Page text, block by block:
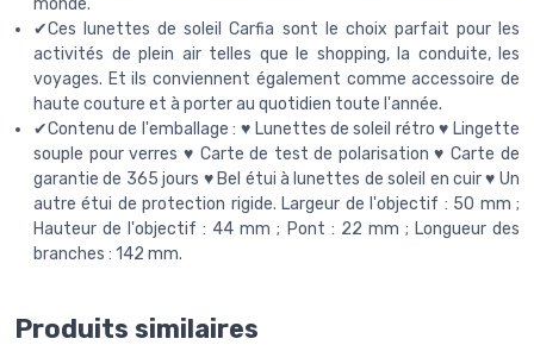
monde.
✔Ces lunettes de soleil Carfia sont le choix parfait pour les
activités de plein air telles que le shopping, la conduite, les
voyages. Et ils conviennent également comme accessoire de
haute couture et à porter au quotidien toute l'année.
✔Contenu de l'emballage : ♥ Lunettes de soleil rétro ♥ Lingette
souple pour verres ♥ Carte de test de polarisation ♥ Carte de
garantie de 365 jours ♥ Bel étui à lunettes de soleil en cuir ♥ Un
autre étui de protection rigide. Largeur de l'objectif : 50 mm ;
Hauteur de l'objectif : 44 mm ; Pont : 22 mm ; Longueur des
branches : 142 mm.
Produits similaires